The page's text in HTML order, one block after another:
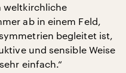
weltkirchliche
ab in einem Feld,
begleitet ist,
und sensible Weise
einfach.“